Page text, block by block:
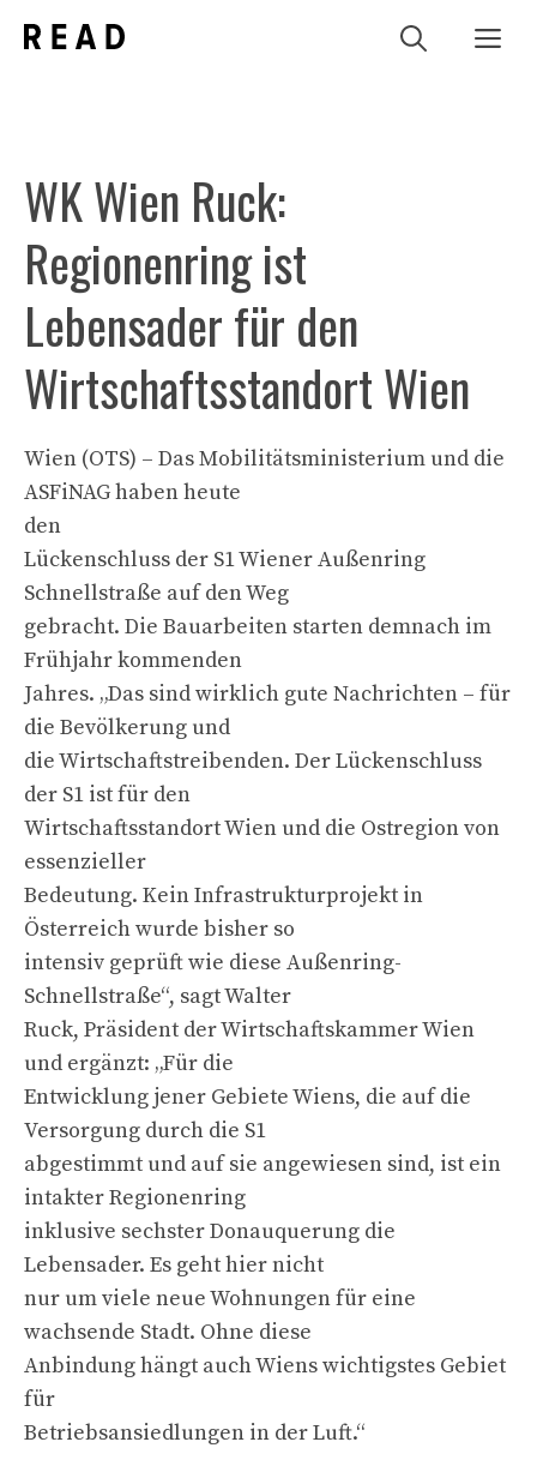
Inhalt
WK Wien Ruck:
Regionenring ist
Lebensader für den
Wirtschaftsstandort Wien
Wien (OTS) – Das Mobilitätsministerium und die
ASFiNAG haben heute
den
Lückenschluss der S1 Wiener Außenring
Schnellstraße auf den Weg
gebracht. Die Bauarbeiten starten demnach im
Frühjahr kommenden
Jahres. „Das sind wirklich gute Nachrichten – für
die Bevölkerung und
die Wirtschaftstreibenden. Der Lückenschluss
der S1 ist für den
Wirtschaftsstandort Wien und die Ostregion von
essenzieller
Bedeutung. Kein Infrastrukturprojekt in
Österreich wurde bisher so
intensiv geprüft wie diese Außenring-
Schnellstraße“, sagt Walter
Ruck, Präsident der Wirtschaftskammer Wien
und ergänzt: „Für die
Entwicklung jener Gebiete Wiens, die auf die
Versorgung durch die S1
abgestimmt und auf sie angewiesen sind, ist ein
intakter Regionenring
inklusive sechster Donauquerung die
Lebensader. Es geht hier nicht
nur um viele neue Wohnungen für eine
wachsende Stadt. Ohne diese
Anbindung hängt auch Wiens wichtigstes Gebiet
für
Betriebsansiedlungen in der Luft.“